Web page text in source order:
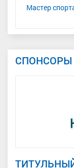
Мастер
СПОНСОРЫ